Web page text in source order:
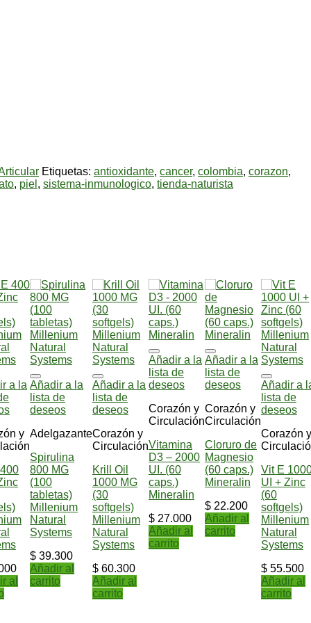
Etiquetas: antioxidante, cancer, colombia, corazon,
, piel , sistema-inmunologico, tienda-naturista
a la
y
al
Añadir a la
lista de
deseos
Adelgazante
Spirulina
800 MG
(100
tabletas)
Millenium
Natural
Systems
$ 39.300
Añadir al
carrito
Añadir a la
lista de
deseos
Corazón y
Circulación
Krill Oil
1000 MG
(30
softgels)
Millenium
Natural
Systems
$60.300
Añadir al
carrito
Añadir a la
lista de
deseos
Corazón y
Circulación
Vitamina
D3 – 2000
UI. (60
caps.)
Mineralin
$27.000
Añadir al
carrito
Añadir a la
lista de
deseos
Corazón y
Circulación
Cloruro de
Magnesio
(60 caps.)
Mineralin
$22.200
Añadir al
carrito
Añadir a
lista de
deseos
Corazón y
Vit E
UI + Zinc
(60
softgels)
Millenium
Natural
Systems
$55.500
Añadir al
carrito